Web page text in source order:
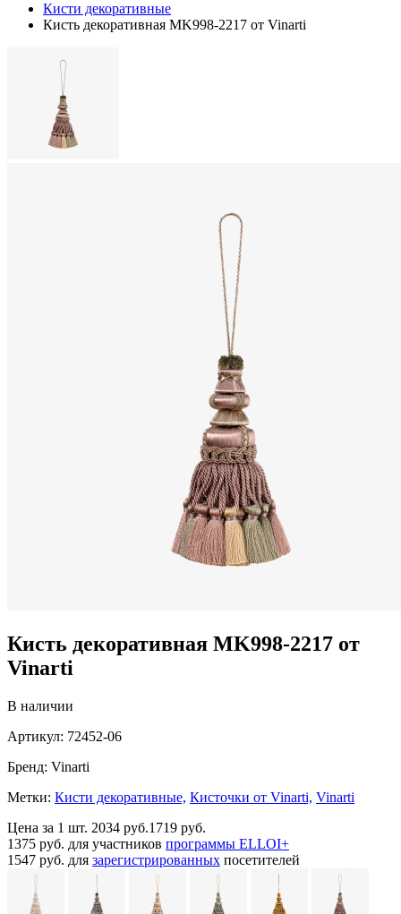
Кисти декоративные
Кисть декоративная MK998-2217 от Vinarti
Кисть декоративная MK998-2217 от
Vinarti
В наличии
Артикул: 72452-06
Бренд: Vinarti
Метки: Кисти декоративные, Кисточки от Vinarti, Vinarti
Цена за 1 шт. 2034 руб.1719 руб.
1375 руб. для участников программы ELLOI+
1547 руб. для зарегистрированных посетителей